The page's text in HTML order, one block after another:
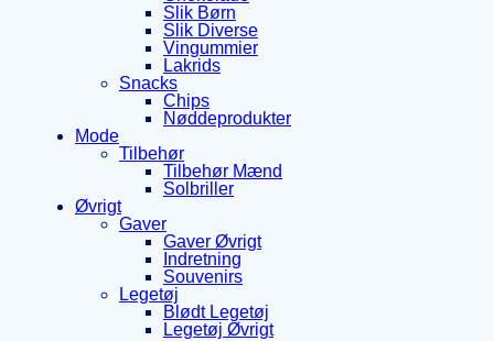
Slik Børn
Slik Diverse
Vingummier
Lakrids
Snacks
Chips
Nøddeprodukter
Mode
Tilbehør
Tilbehør Mænd
Solbriller
Øvrigt
Gaver
Gaver Øvrigt
Indretning
Souvenirs
Legetøj
Blødt Legetøj
Legetøj Øvrigt